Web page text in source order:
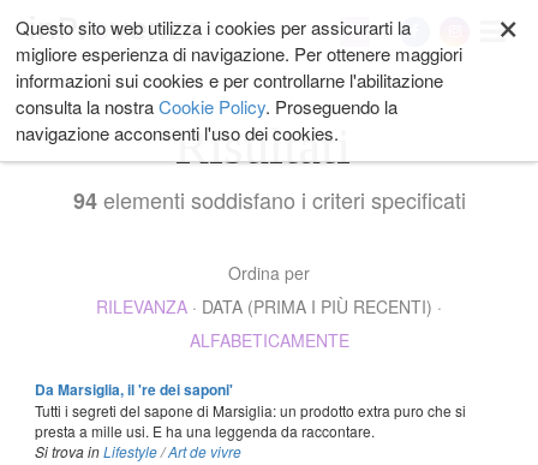
ai
contenuti.
|
Salta
alla
navigazione
My ×
Questo sito web utilizza i cookies per assicurarti la
migliore esperienza di navigazione. Per ottenere maggiori
informazioni sui cookies e per controllarne l'abilitazione
consulta la nostraCookie Policy. Proseguendo la
navigazione acconsenti l'uso dei cookies.
Risultati
94elementi soddisfano i criteri specificati
Ordina per
RILEVANZA · DATA (PRIMA I PIÙ RECENTI) ·
ALFABETICAMENTE
Da Marsiglia, il 're dei saponi'
Tutti i segreti del sapone di Marsiglia: un prodotto extra puro che si
presta a mille usi. E ha una leggenda da raccontare.
Si trova in Lifestyle /Art de vivre